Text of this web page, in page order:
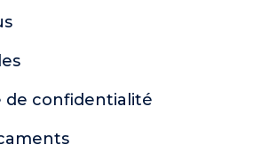
de confidentialité